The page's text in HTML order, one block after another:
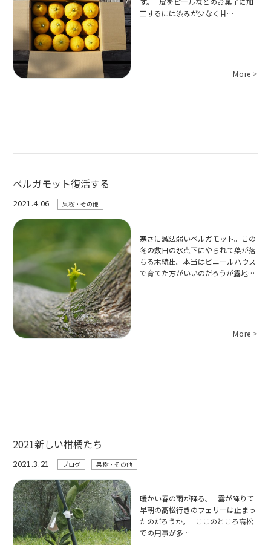
工するには渋みが少なく甘…
More >
ベルガモット復活する
2021.4.06 果樹・その他
寒さに滅法弱いベルガモット。この
冬の数日の氷点下にやられて葉が落
ちる木続出。本当はビニールハウス
で育てた方がいいのだろうが露地…
More >
2021新しい柑橘たち
2021.3.21 ブログ 果樹・その他
暖かい春の雨が降る。 雲が降りて
早朝の高松行きのフェリーは止まっ
たのだろうか。 ここのところ高松
での用事が多…